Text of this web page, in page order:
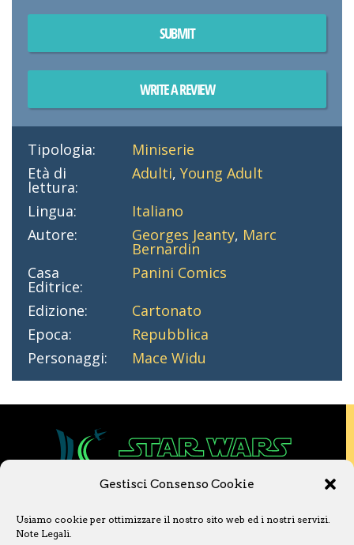
Gestisci Consenso Cookie
Usiamo cookie per ottimizzare il nostro sito web ed i nostri servizi.
Note Legali.
SUBMIT
WRITE A REVIEW
Tipologia:
Miniserie
Età di
lettura:
Adulti,Young Adult
Lingua:
Italiano
Autore:
Georges Jeanty, Marc
Bernardin
Casa
Editrice:
Panini Comics
Edizione:
Cartonato
Epoca:
Repubblica
Personaggi:
Mace Widu
Questo sito non è collegato a Lucasfilm LTD o
a The Walt Disney Company o ad altre